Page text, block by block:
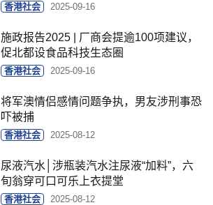
香港社会 2025-09-16
施政报告2025 | 厂商会提逾100项建议，
促北都设食品科技生态圈
香港社会 2025-09-16
将军澳情侣感情问题争执，男友涉刑事恐
吓被捕
香港社会 2025-08-12
尿液汽水│涉瓶装汽水注尿液“加料”，六
旬翁穿可口可乐上衣提堂
香港社会 2025-08-12